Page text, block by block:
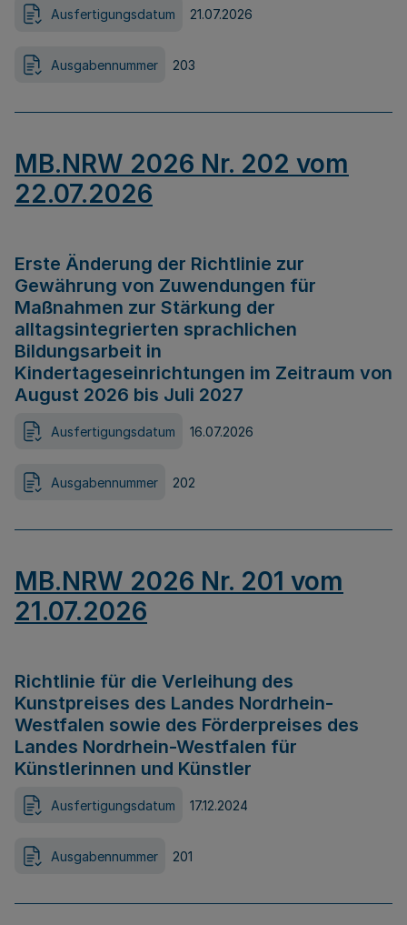
Ausfertigungsdatum 21.07.2026
Ausgabennummer 203
MB.NRW 2026 Nr. 202 vom
22.07.2026
Erste Änderung der Richtlinie zur
Gewährung von Zuwendungen für
Maßnahmen zur Stärkung der
alltagsintegrierten sprachlichen
Bildungsarbeit in
Kindertageseinrichtungen im Zeitraum von
August 2026 bis Juli 2027
Ausfertigungsdatum 16.07.2026
Ausgabennummer 202
MB.NRW 2026 Nr. 201 vom
21.07.2026
Richtlinie für die Verleihung des
Kunstpreises des Landes Nordrhein-
Westfalen sowie des Förderpreises des
Landes Nordrhein-Westfalen für
Künstlerinnen und Künstler
Ausfertigungsdatum 17.12.2024
Ausgabennummer 201